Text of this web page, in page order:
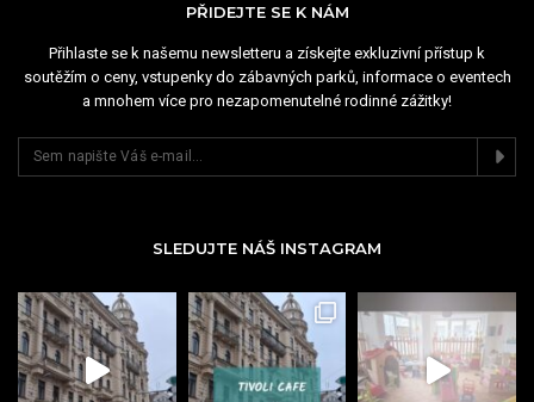
PŘIDEJTE SE K NÁM
Přihlaste se k našemu newsletteru a získejte exkluzivní přístup k
soutěžím o ceny, vstupenky do zábavných parků, informace o eventech
a mnohem více pro nezapomenutelné rodinné zážitky!
SLEDUJTE NÁŠ INSTAGRAM